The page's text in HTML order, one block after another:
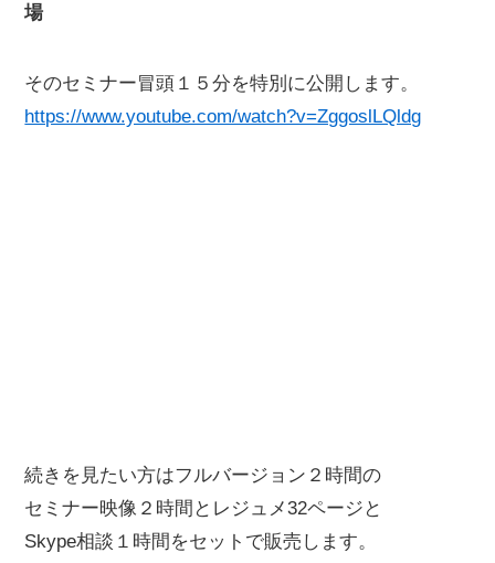
場
そのセミナー冒頭１５分を特別に公開します。
https://www.youtube.com/watch?v=ZggoslLQldg
続きを見たい方はフルバージョン２時間の
セミナー映像２時間とレジュメ32ページと
Skype相談１時間をセットで販売します。